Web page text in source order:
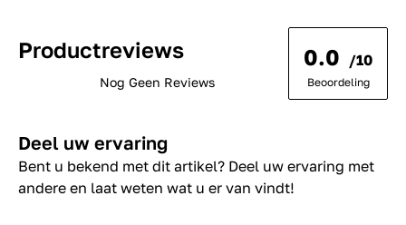
Productreviews
Nog Geen Reviews
0.0 /10
Beoordeling
Deel uw ervaring
Bent u bekend met dit artikel? Deel uw ervaring met
andere en laat weten wat u er van vindt!